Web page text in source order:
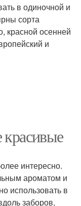
в одиночной и
сорта
красной осенней
и
интересно.
ароматом и
использовать в
заборов,